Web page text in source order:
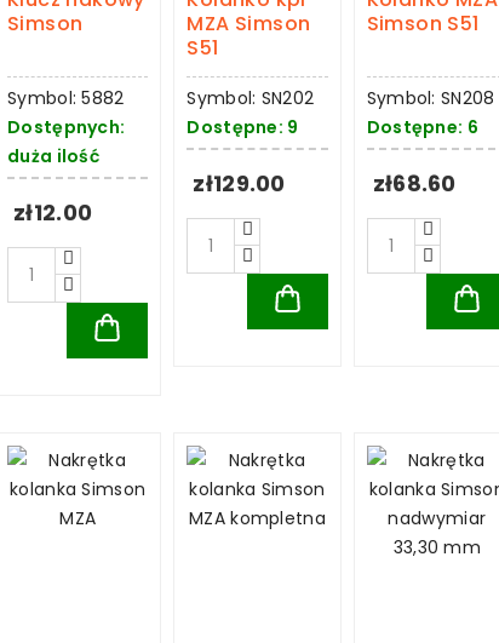
Simson
Symbol: 5882
Dostępnych:
duża ilość
zł12.00
MZA Simson
S51
Symbol: SN202
Dostępne: 9
zł129.00
Simson S51
Symbol: SN208
Dostępne: 6
zł68.60